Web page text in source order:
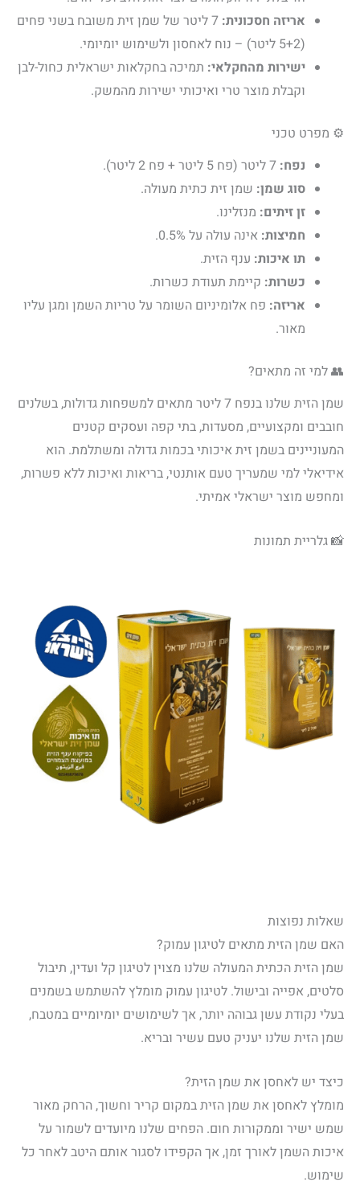
אריזה חסכונית:
7 ליטר של שמן זית משובח בשני פחים
(5+2 ליטר) – נוח לאחסון ולשימוש יומיומי.
ישירות מהחקלאי: תמיכה בחקלאות ישראלית כחול-לבן
וקבלת מוצר טרי ואיכותי ישירות מהמשק.
⚙️ מפרט טכני
נפח:
סוג שמן: שמן זית כתית מעולה.
זן זיתים: מנזלינו.
חמיצות: אינה עולה על 0.5%.
תו איכות: ענף הזית.
כשרות: קיימת תעודת כשרות.
אריזה: פח אלומיניום השומר על טריות השמן ומגן עליו
מאור.
👥 למי זה מתאים?
שמן הזית שלנו בנפח 7 ליטר מתאים למשפחות גדולות, בשלנים
חובבים ומקצועיים, מסעדות, בתי קפה ועסקים קטנים
המעוניינים בשמן זית איכותי בכמות גדולה ומשתלמת. הוא
אידיאלי למי שמעריך טעם אותנטי, בריאות ואיכות ללא פשרות,
ומחפש מוצר ישראלי אמיתי.
📸 גלריית תמונות
שאלות נפוצות
האם שמן הזית מתאים לטיגון עמוק?
שמן הזית הכתית המעולה שלנו מצוין לטיגון קל ועדין, תיבול
סלטים, אפייה ובישול. לטיגון עמוק מומלץ להשתמש בשמנים
בעלי נקודת עשן גבוהה יותר, אך לשימושים יומיומיים במטבח,
שמן הזית שלנו יעניק טעם עשיר ובריא.
כיצד יש לאחסן את שמן הזית?
מומלץ לאחסן את שמן הזית במקום קריר וחשוך, הרחק מאור
שמש ישיר וממקורות חום. הפחים שלנו מיועדים לשמור על
איכות השמן לאורך זמן, אך הקפידו לסגור אותם היטב לאחר כל
שימוש.